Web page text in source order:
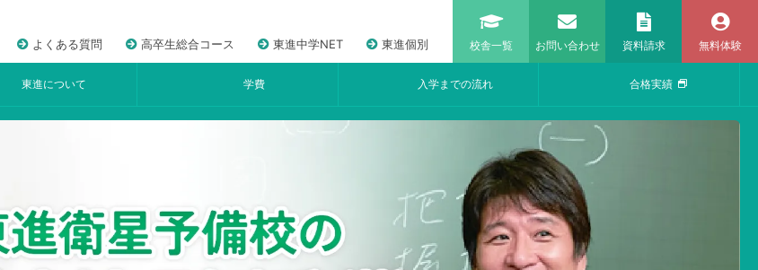
よくある質問 高卒生総合コース 東進中学NET 東進個別 校舎一覧 お問い合わせ 資料請求 無料体験
東進について 学費 入学までの流れ 合格実績